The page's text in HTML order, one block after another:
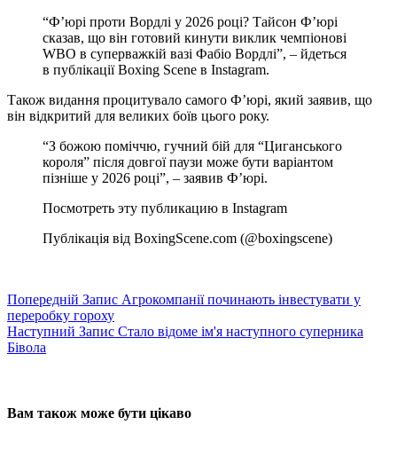
“Ф’юрі проти Вордлі у 2026 році? Тайсон Ф’юрі
сказав, що він готовий кинути виклик чемпіонові
WBO в суперважкій вазі Фабіо Вордлі”, – йдеться
в публікації Boxing Scene в Instagram.
Також видання процитувало самого Ф’юрі, який заявив, що
він відкритий для великих боїв цього року.
“З божою поміччю, гучний бій для “Циганського
короля” після довгої паузи може бути варіантом
пізніше у 2026 році”, – заявив Ф’юрі.
Посмотреть эту публикацию в Instagram
Публікація від BoxingScene.com (@boxingscene)
Попередній Запис Агрокомпанії починають інвестувати у
переробку гороху
Наступний Запис Стало відоме ім'я наступного суперника
Бівола
Вам також може бути цікаво